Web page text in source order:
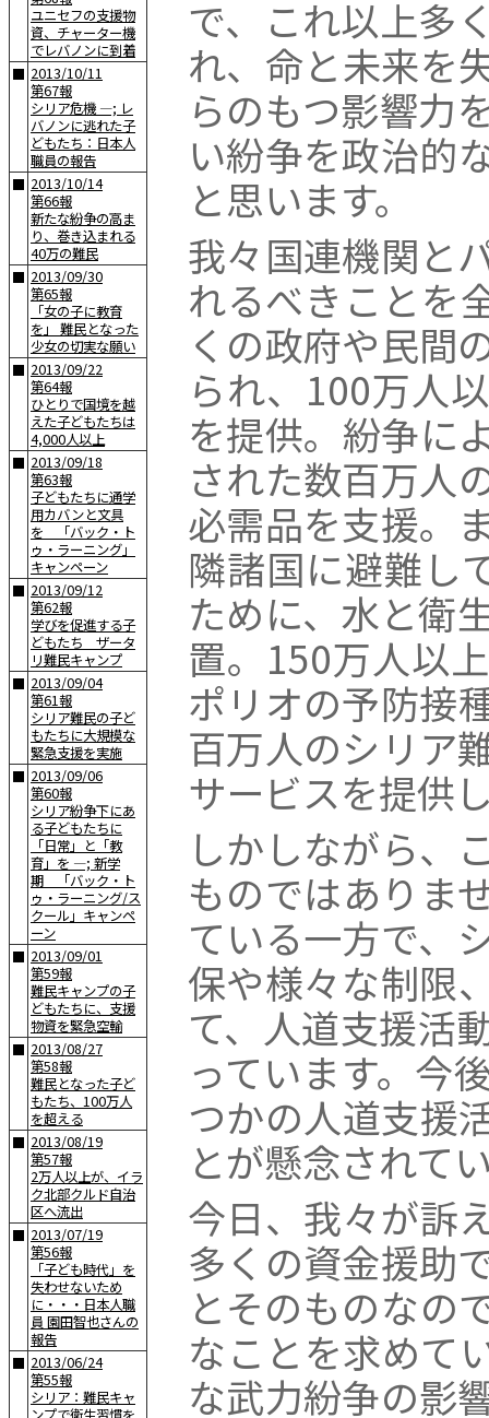
ユニセフの支援物
資、チャーター機
でレバノンに到着
■ 2013/10/11
第67報
シリア危機 —; レ
バノンに逃れた子
どもたち：日本人
職員の報告
■ 2013/10/14
第66報
新たな紛争の高ま
り、巻き込まれる
40万の難民
■ 2013/09/30
第65報
「女の子に教育
を」 難民となった
少女の切実な願い
■ 2013/09/22
第64報
ひとりで国境を越
えた子どもたちは
4,000人以上
■ 2013/09/18
第63報
子どもたちに通学
用カバンと文具
を 「バック・ト
ゥ・ラーニング」
キャンペーン
■ 2013/09/12
第62報
学びを促進する子
どもたち ザータ
リ難民キャンプ
■ 2013/09/04
第61報
シリア難民の子ど
もたちに大規模な
緊急支援を実施
■ 2013/09/06
第60報
シリア紛争下にあ
る子どもたちに
「日常」と「教
育」を —; 新学
期 「バック・ト
ゥ・ラーニング/ス
クール」キャンペ
ーン
■ 2013/09/01
第59報
難民キャンプの子
どもたちに、支援
物資を緊急空輸
■ 2013/08/27
第58報
難民となった子ど
もたち、100万人
を超える
■ 2013/08/19
第57報
2万人以上が、イラ
ク北部クルド自治
区へ流出
■ 2013/07/19
第56報
「子ども時代」を
失わせないため
に・・・日本人職
員 園田智也さんの
報告
■ 2013/06/24
第55報
シリア：難民キャ
で、これ以上多
れ、命と未来を
らのもつ影響力
い紛争を政治的
と思います。
我々国連機関と
れるべきことを
くの政府や民間
られ、100万人
を提供。紛争に
された数百万人
必需品を支援。
隣諸国に避難し
ために、水と衛
置。150万人以
ポリオの予防接
百万人のシリア
サービスを提供
しかしながら、
ものではありま
ている一方で、
保や様々な制限
て、人道支援活
っています。今
つかの人道支援
とが懸念されて
今日、我々が訴
多くの資金援助
とそのものなの
なことを求めて
な武力紛争の影